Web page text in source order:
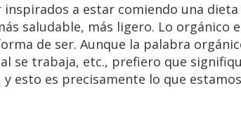
a estar comiendo una
saludable, más ligero. Lo orgánico
de ser. Aunque la palabra
se trabaja, etc., prefiero que
esto es precisamente lo que